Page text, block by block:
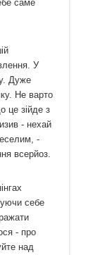
саме
У
Дуже
Не варто
це зійде з
- нехай
-
всерйоз.
себе
- про
над